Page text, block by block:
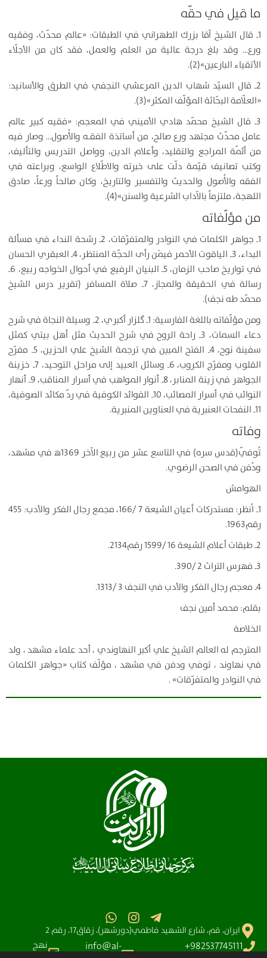
ما قيل في حقّه
1ـ قال الشيخ آقا بزرك الطهراني في الطبقات: «عالم محدّث، وفقيه
ورع… وقد بلغ درجة عالية من العلم والعمل، فقد كان من الأجلّاء
الأتقياء البارعين»(2).
2ـ قال السيّد شهاب الدين المرعشي النجفي في الطرق والأسانيد:
«العلّامة البحّاثة المؤلّف المكثر»(3).
3ـ قال الشيخ محمّد هادي الأميني في المعجم: «فقيه كبير عالم
عامل محدّث مجتهد ورع صالح، من أساتذة الفقـه والأُصول… وصار فيه
من أئمّة المراجع والتقليد، وأعلام الدين، وواصل التدريس والتأليف،
وكتب تصانيف قيّمة دلّت على خبرته والاطّلاع الواسع، وبراعته في
الفقه والأُصول والحديث والتفسير والتاريخ، وكان صالحاً ورعاً، صادق
اللهجة، ملتزماً بالآداب الشرعية والسنن»(4).
من مؤلّفاته
1ـ جواهر الكلمات في النوادر والمتفرّقات، 2ـ رشحة النداء في مسألة
البداء، 3ـ الياقوت الأحمر فيمَن رأى الحجّة المنتظر، 4ـ العبقري الحسان
في تواريخ صاحب الزمان، 5ـ البنيان الرفيع في أحوال الخواجه ربيع، 6ـ
رسالة في الحقيقة والمجاز، 7ـ صلاة المسافر (تقرير درس الشيخ
محمّد طه نجف).
ومن مؤلّفاته باللغة الفارسية: 1ـ گلزار أكبري، 2ـ وسيلة النجاة في شرح
دعاء السمات، 3ـ راحة الروح في شرح الحديث مثل أهل بيتي كمثل
سفينة نوح، 4ـ الفتح المبين في ترجمة الشيخ علي الحزين، 5ـ مفرّح
القلوب ومفرّج الكروب، 6ـ وسائل العبيد إلى مراحل التوحيد، 7ـ خزينة
الجواهر في زينة المنابر، 8ـ أنوار المواهب في أسرار المناقب، 9ـ أنهار
النوائب في أسرار المصائب، 10ـ الفوائد الكوفية في ردّ مكائد الصوفية،
11ـ النفحات العنبرية في العناوين المنبرية.
وفاته
تُوفّي(قدس سره) في التاسع عشر من ربيع الآخر 1369ﻫ في مشهد،
ودُفن في الصحن الرضوي.
الهوامش
1ـ اُنظر: مستدركات أعيان الشيعة 7 /166، مجمع رجال الفكر والأدب: 455
رقم1963.
2ـ طبقات أعلام الشيعة 16 /1599 رقم2134.
3ـ فهرس التراث 2 /390.
4ـ معجم رجال الفكر والأدب في النجف 3 /1313.
بقلم: محمد أمين نجف
الخلاصة
المترجم له العالم الشيخ علي أكبر النهاوندي ، أحد علماء مشهد ، ولد
في نهاوند ، توفي ودفن في مشهد ، مؤلّف كتاب «جواهر الكلمات
في النوادر والمتفرّقات» .
ايران، قم، شارع الشهيد فاطمي(دورشهر)، زقاق17، رقم 2
982537745111+
info@al-
نهج